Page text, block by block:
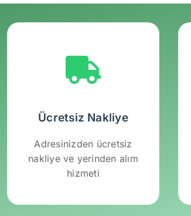
Ücretsiz Nakliye
Adresinizden ücretsiz
nakliye ve yerinden alım
hizmeti